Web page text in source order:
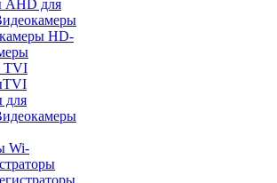
AHD для
HD-
TVI
TVI
для
Wi-